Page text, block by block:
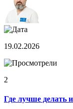
19.02.2026
2
Где лучше делать